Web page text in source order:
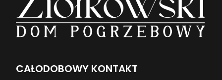
CAŁODOBOWY KONTAKT